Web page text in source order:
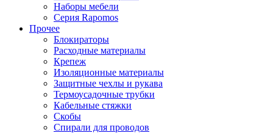
Наборы мебели
Серия Rapomos
Прочее
Блокираторы
Расходные материалы
Крепеж
Изоляционные материалы
Защитные чехлы и рукава
Термоусадочные трубки
Кабельные стяжки
Скобы
Спирали для проводов